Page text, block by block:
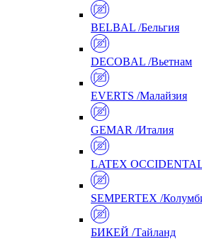
BELBAL /Бельгия
DECOBAL /Вьетнам
EVERTS /Малайзия
GEMAR /Италия
LATEX
SEMPERTEX /
БИКЕЙ /Тайланд